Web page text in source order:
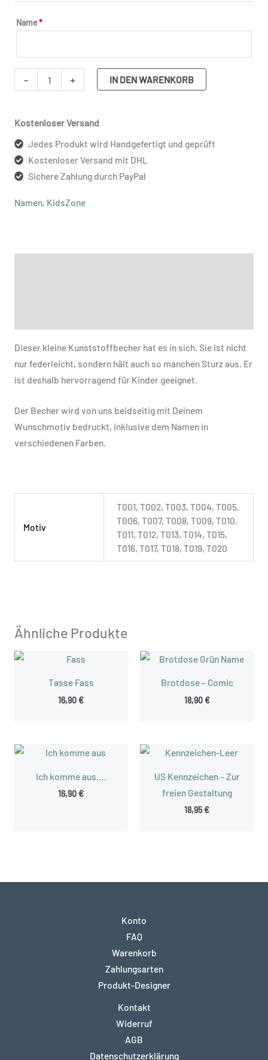
Name*
- + IN DEN WARENKORB
Kostenloser Versand
Jedes Produkt wird Handgefertigt und geprüft
Kostenloser Versand mit DHL
Sichere Zahlung durch PayPal
Namen, KidsZone
Dieser kleine Kunststoffbecher hat es in sich. Sie ist nicht
nur federleicht, sondern hält auch so manchen Sturz aus. Er
ist deshalb hervorragend für Kinder geeignet.
Der Becher wird von uns beidseitig mit Deinem
Wunschmotiv bedruckt, inklusive dem Namen in
verschiedenen Farben.
Motiv
T001, T002, T003, T004, T005,
T006, T007, T008, T009, T010,
T011, T012, T013, T014, T015,
T016, T017, T018, T019, T020
Ähnliche Produkte
Tasse Fass
16,90 €
Brotdose – Comic
18,90 €
Ich komme aus….
16,90 €
US Kennzeichen – Zur
freien Gestaltung
18,95€
Konto
FAQ
Warenkorb
Zahlungsarten
Produkt-Designer
Kontakt
Widerruf
AGB
Datenschutzerklärung